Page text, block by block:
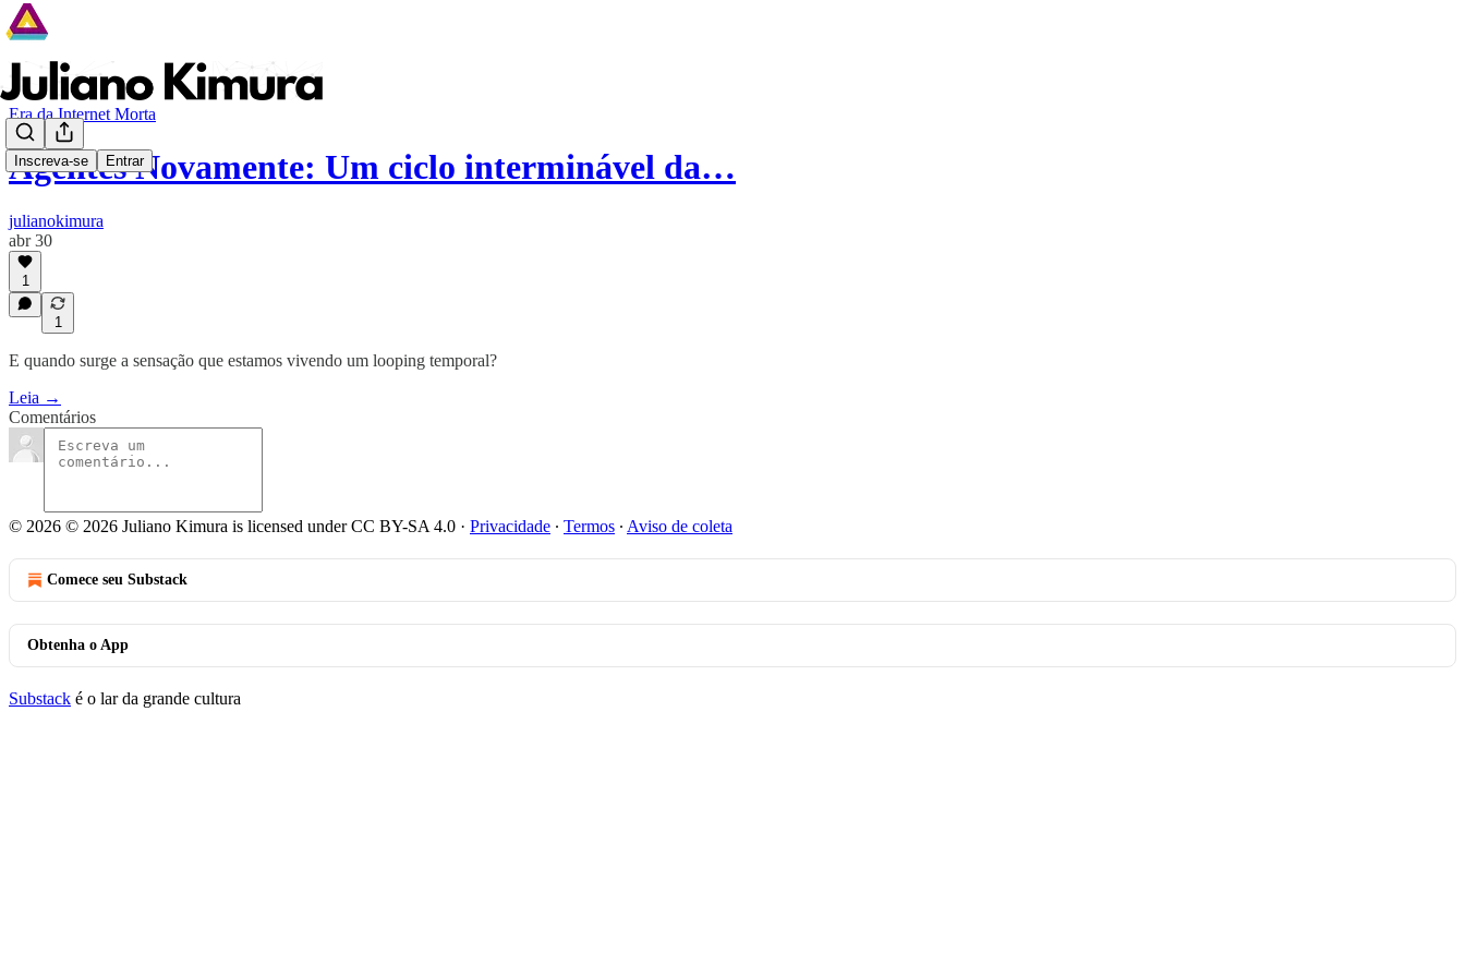
Inscreva-se Entrar
Era da Internet Morta
Agentes Novamente: Um ciclo interminável da…
julianokimura
abr 30
1
1
E quando surge a sensação que estamos vivendo um looping temporal?
Leia →
Comentários
© 2026 © 2026 Juliano Kimura is licensed under CC BY-SA 4.0 · Privacidade ∙ Termos ∙ Aviso de coleta
Comece seu Substack
Obtenha o App
Substack é o lar da grande cultura